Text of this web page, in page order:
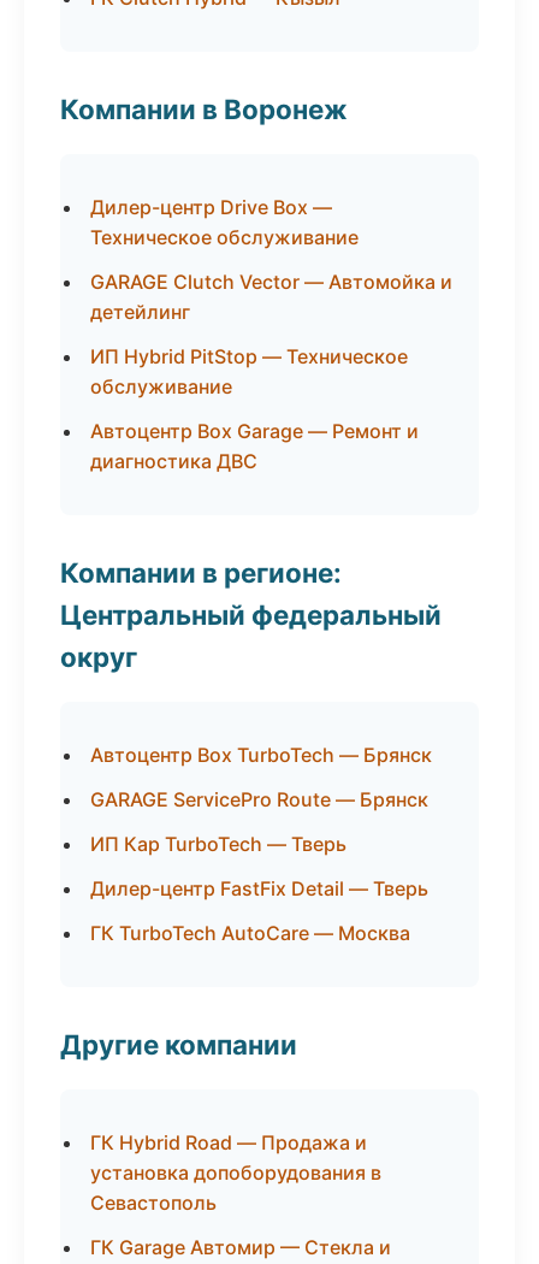
Компании в Воронеж
Дилер-центр Drive Box —
Техническое обслуживание
GARAGE Clutch Vector — Автомойка и
детейлинг
ИП Hybrid PitStop — Техническое
обслуживание
Автоцентр Box Garage — Ремонт и
диагностика ДВС
Компании в регионе:
Центральный федеральный
округ
Автоцентр Box TurboTech — Брянск
GARAGE ServicePro Route — Брянск
ИП Кар TurboTech — Тверь
Дилер-центр FastFix Detail — Тверь
ГК TurboTech AutoCare — Москва
Другие компании
ГК Hybrid Road — Продажа и
установка допоборудования в
Севастополь
ГК Garage Автомир — Стекла и